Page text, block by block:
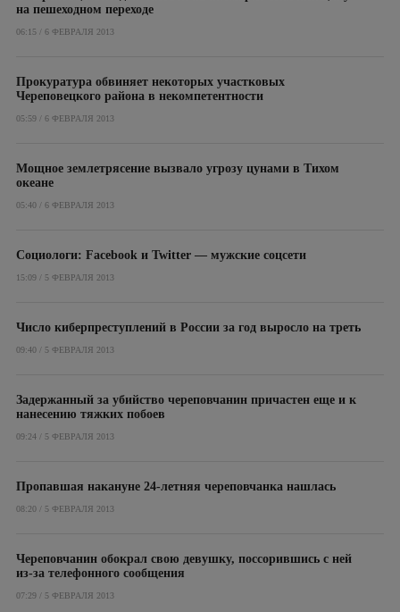
на пешеходном переходе
06:15 / 6 ФЕВРАЛЯ 2013
Прокуратура обвиняет некоторых участковых
Череповецкого района в некомпетентности
05:59 / 6 ФЕВРАЛЯ 2013
Мощное землетрясение вызвало угрозу цунами в Тихом
океане
05:40 / 6 ФЕВРАЛЯ 2013
Социологи: Facebook и Twitter — мужские соцсети
15:09 / 5 ФЕВРАЛЯ 2013
Число киберпреступлений в России за год выросло на треть
09:40 / 5 ФЕВРАЛЯ 2013
Задержанный за убийство череповчанин причастен еще и к
нанесению тяжких побоев
09:24 / 5 ФЕВРАЛЯ 2013
Пропавшая накануне 24-летняя череповчанка нашлась
08:20 / 5 ФЕВРАЛЯ 2013
Череповчанин обокрал свою девушку, поссорившись с ней
из-за телефонного сообщения
07:29 / 5 ФЕВРАЛЯ 2013